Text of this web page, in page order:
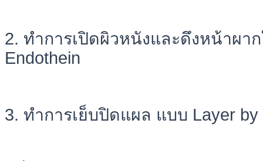
2. ทำการเปิดผิวหนังและดึงหน้าผา
Endothein
3. ทำการเย็บปิดแผล แบบ Layer by